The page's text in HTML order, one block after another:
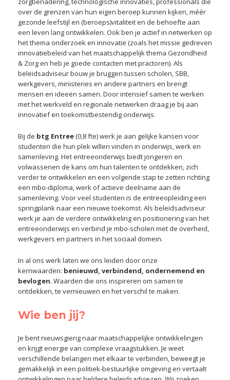
over de grenzen van hun eigen beroep kunnen kijken, méér
gezonde leefstijl en (beroeps)vitaliteit en de behoefte aan
een leven lang ontwikkelen. Ook ben je actief in netwerken op
het thema onderzoek en innovatie (zoals het missie gedreven
innovatiebeleid van het maatschappelijk thema Gezondheid
& Zorg en heb je goede contacten met practoren). Als
beleidsadviseur bouw je bruggen tussen scholen, SBB,
werkgevers, ministeries en andere partners en brengt
mensen en ideeën samen. Door intensief samen te werken
met het werkveld en regionale netwerken draag je bij aan
innovatief en toekomstbestendig onderwijs.
Bij de btg Entree(0,8 fte) werk je aan gelijke kansen voor
studenten die hun plek willen vinden in onderwijs, werk en
samenleving. Het entreeonderwijs biedt jongeren en
volwassenen de kans om hun talenten te ontdekken, zich
verder te ontwikkelen en een volgende stap te zetten richting
een mbo-diploma, werk of actieve deelname aan de
samenleving. Voor veel studenten is de entreeopleiding een
springplank naar een nieuwe toekomst. Als beleidsadviseur
werk je aan de verdere ontwikkeling en positionering van het
entreeonderwijs en verbind je mbo-scholen met de overheid,
werkgevers en partners in het sociaal domein.
In al ons werk laten we ons leiden door onze
kernwaarden: benieuwd, verbindend, ondernemend en
bevlogen. Waarden die ons inspireren om samen te
ontdekken, te vernieuwen en het verschil te maken.
Wie ben jij?
Je bent nieuwsgierig naar maatschappelijke ontwikkelingen
en krijgt energie van complexe vraagstukken. Je weet
verschillende belangen met elkaar te verbinden, beweegt je
gemakkelijk in een politiek-bestuurlijke omgeving en vertaalt